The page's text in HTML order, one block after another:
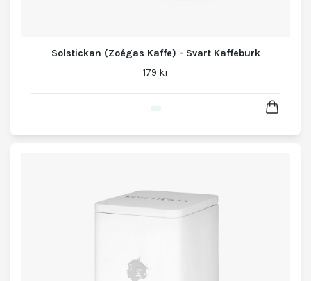
Solstickan (Zoégas Kaffe) - Svart Kaffeburk
179 kr